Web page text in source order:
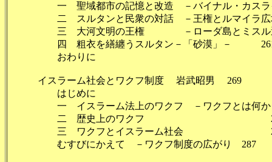
一 聖域都市の記憶と改造 －バイナル・カスラ
二 スルタンと民衆の対話 －王権とルマイラ
三 大河文明の王権 －ローダ島とミスル
四 粗衣を繕纏うスルタン－「砂漠」－
おわりに
イスラーム社会とワクフ制度 岩武昭男 269
はじめに
一 イスラーム法上のワクフ －ワクフとは
二 歴史上のワクフ
三 ワクフとイスラーム社会
むすびにかえて －ワクフ制度の広がり 287